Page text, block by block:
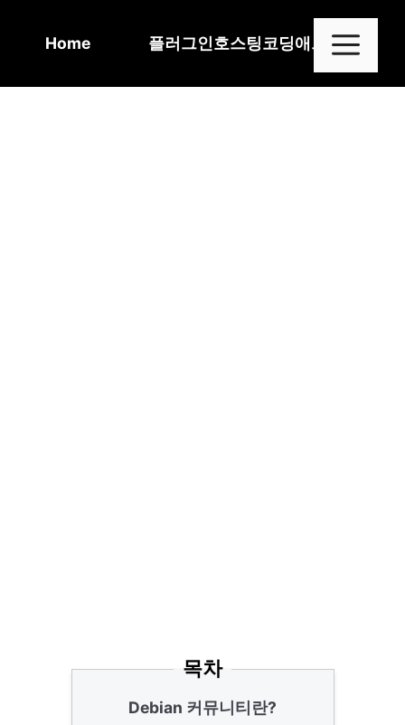
Home 플러그인호스팅코딩애드센스
목차
Debian 커뮤니티란?